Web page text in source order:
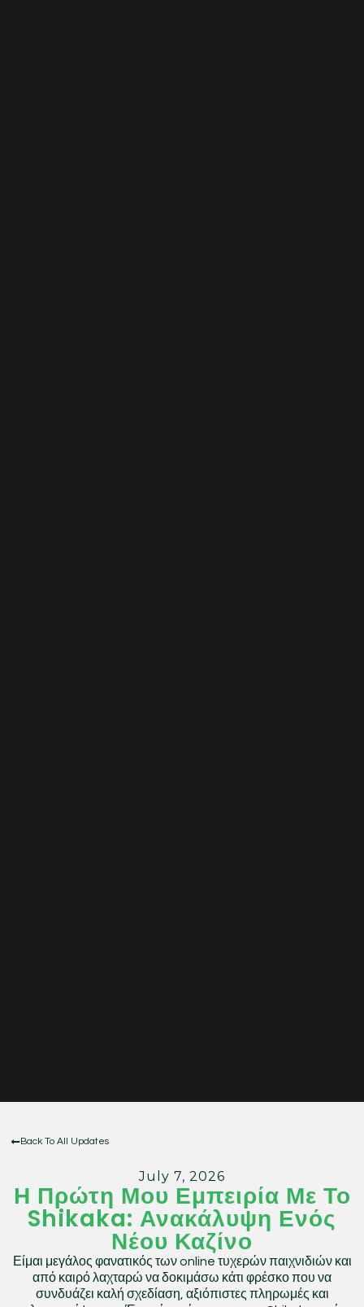
Back To All Updates
July 7, 2026
Η Πρώτη Μου Εμπειρία Με Το
Shikaka: Ανακάλυψη Ενός
Νέου Καζίνο
Είμαι μεγάλος φανατικός των online τυχερών παιχνιδιών και
από καιρό λαχταρώ να δοκιμάσω κάτι φρέσκο που να
συνδυάζει καλή σχεδίαση, αξιόπιστες πληρωμές και